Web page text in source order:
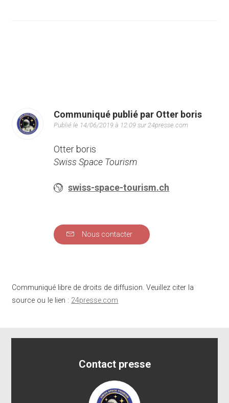
Communiqué publié par Otter boris
Publié le 14/06/2019 à 12:09 sur 24presse.com
Otter boris
Swiss Space Tourism
swiss-space-tourism.ch
Nous contacter
Communiqué libre de droits de diffusion. Veuillez citer la
source ou le lien : 24presse.com
Contact presse